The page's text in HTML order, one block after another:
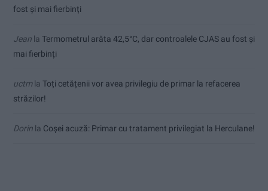
fost și mai fierbinți
Jean la Termometrul arăta 42,5°C, dar controalele CJAS au fost și
mai fierbinți
uctmla Toți cetățenii vor avea privilegiu de primar la refacerea
străzilor!
Dorin la Coșei acuză: Primar cu tratament privilegiat la Herculane!